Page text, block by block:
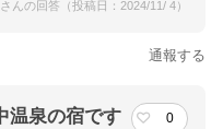
んの回答（投稿日：2024/11/ 4）
通報する
温泉の宿です 0